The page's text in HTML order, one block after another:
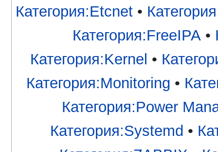
Категория:Etcnet •
Категория:FreeIPA •
Категория:Kernel •
Категория:Monitoring •
Категория:Power
Категория:Systemd •